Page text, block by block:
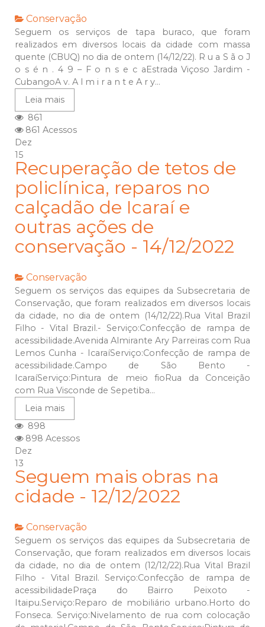
Conservação
Seguem os serviços de tapa buraco, que foram
realizados em diversos locais da cidade com massa
quente (CBUQ) no dia de ontem (14/12/22). R u a S ã o J
o s é n . 4 9 – F o n s e c aEstrada Viçoso Jardim -
CubangoA v. A l m i r a n t e A r y...
Leia mais
861
861 Acessos
Dez
15
Recuperação de tetos de
policlínica, reparos no
calçadão de Icaraí e
outras ações de
conservação - 14/12/2022
Conservação
Seguem os serviços das equipes da Subsecretaria de
Conservação, que foram realizados em diversos locais
da cidade, no dia de ontem (14/12/22).Rua Vital Brazil
Filho - Vital Brazil.- Serviço:Confecção de rampa de
acessibilidade.Avenida Almirante Ary Parreiras com Rua
Lemos Cunha - IcaraíServiço:Confecção de rampa de
acessibilidade.Campo de São Bento -
IcaraíServiço:Pintura de meio fioRua da Conceição
com Rua Visconde de Sepetiba...
Leia mais
898
898 Acessos
Dez
13
Seguem mais obras na
cidade - 12/12/2022
Conservação
Seguem os serviços das equipes da Subsecretaria de
Conservação, que foram realizados em diversos locais
da cidade, no dia de ontem (12/12/22).Rua Vital Brazil
Filho - Vital Brazil. Serviço:Confecção de rampa de
acessibilidadePraça do Bairro Peixoto -
Itaipu.Serviço:Reparo de mobiliário urbano.Horto do
Fonseca. Serviço:Nivelamento de rua com colocação